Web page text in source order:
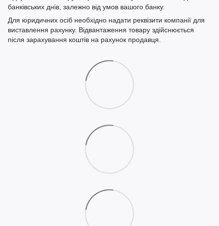
банківських днів, залежно від умов вашого банку.
Для юридичних осіб необхідно надати реквізити компанії для
виставлення рахунку. Відвантаження товару здійснюється
після зарахування коштів на рахунок продавця.